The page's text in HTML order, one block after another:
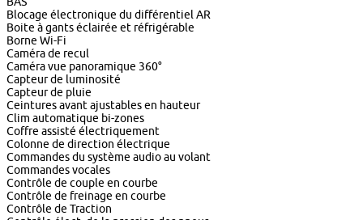
Blocage électronique du différentiel AR
Boite à gants éclairée et réfrigérable
Borne Wi-Fi
Caméra de recul
Caméra vue panoramique 360°
Capteur de luminosité
Capteur de pluie
Ceintures avant ajustables en hauteur
Clim automatique bi-zones
Coffre assisté électriquement
Colonne de direction électrique
Commandes du système audio au volant
Commandes vocales
Contrôle de couple en courbe
Contrôle de freinage en courbe
Contrôle de Traction